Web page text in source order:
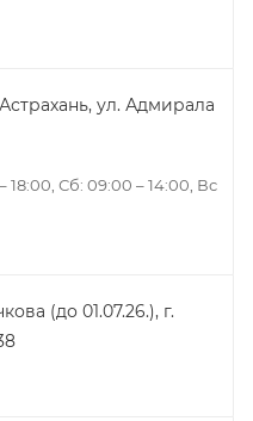
ул. Адмирала
Сб: 09:00 – 14:00, Вс
(до 01.07.26.), г.